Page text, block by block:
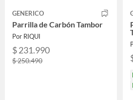
GENERICO
Parrilla de Carbón Tambor
Por RIQUI
$ 231.990
$ 250.490